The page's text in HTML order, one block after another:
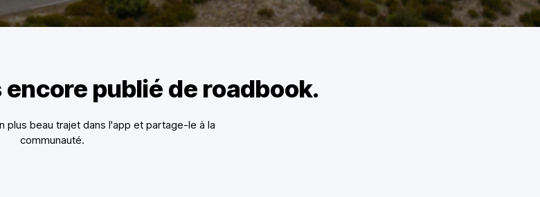
encore publié de roadbook.
plus beau trajet dans l'app et partage-le à la
communauté.